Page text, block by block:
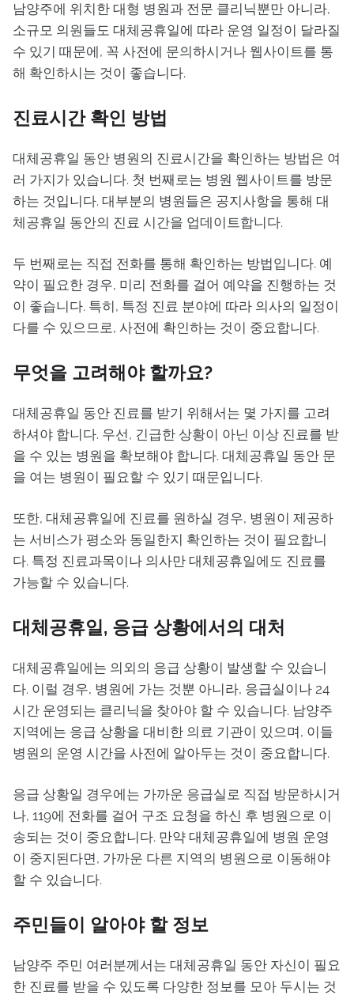
남양주에 위치한 대형 병원과 전문 클리닉뿐만 아니라,
소규모 의원들도 대체공휴일에 따라 운영 일정이 달라질
수 있기 때문에, 꼭 사전에 문의하시거나 웹사이트를 통
해 확인하시는 것이 좋습니다.
진료시간 확인 방법
대체공휴일 동안 병원의 진료시간을 확인하는 방법은 여
러 가지가 있습니다. 첫 번째로는 병원 웹사이트를 방문
하는 것입니다. 대부분의 병원들은 공지사항을 통해 대
체공휴일 동안의 진료 시간을 업데이트합니다.
두 번째로는 직접 전화를 통해 확인하는 방법입니다. 예
약이 필요한 경우, 미리 전화를 걸어 예약을 진행하는 것
이 좋습니다. 특히, 특정 진료 분야에 따라 의사의 일정이
다를 수 있으므로, 사전에 확인하는 것이 중요합니다.
무엇을 고려해야 할까요?
대체공휴일 동안 진료를 받기 위해서는 몇 가지를 고려
하셔야 합니다. 우선, 긴급한 상황이 아닌 이상 진료를 받
을 수 있는 병원을 확보해야 합니다. 대체공휴일 동안 문
을 여는 병원이 필요할 수 있기 때문입니다.
또한, 대체공휴일에 진료를 원하실 경우, 병원이 제공하
는 서비스가 평소와 동일한지 확인하는 것이 필요합니
다. 특정 진료과목이나 의사만 대체공휴일에도 진료를
가능할 수 있습니다.
대체공휴일, 응급 상황에서의 대처
대체공휴일에는 의외의 응급 상황이 발생할 수 있습니
다. 이럴 경우, 병원에 가는 것뿐 아니라, 응급실이나 24
시간 운영되는 클리닉을 찾아야 할 수 있습니다. 남양주
지역에는 응급 상황을 대비한 의료 기관이 있으며, 이들
병원의 운영 시간을 사전에 알아두는 것이 중요합니다.
응급 상황일 경우에는 가까운 응급실로 직접 방문하시거
나, 119에 전화를 걸어 구조 요청을 하신 후 병원으로 이
송되는 것이 중요합니다. 만약 대체공휴일에 병원 운영
이 중지된다면, 가까운 다른 지역의 병원으로 이동해야
할 수 있습니다.
주민들이 알아야 할 정보
남양주 주민 여러분께서는 대체공휴일 동안 자신이 필요
한 진료를 받을 수 있도록 다양한 정보를 모아 두시는 것